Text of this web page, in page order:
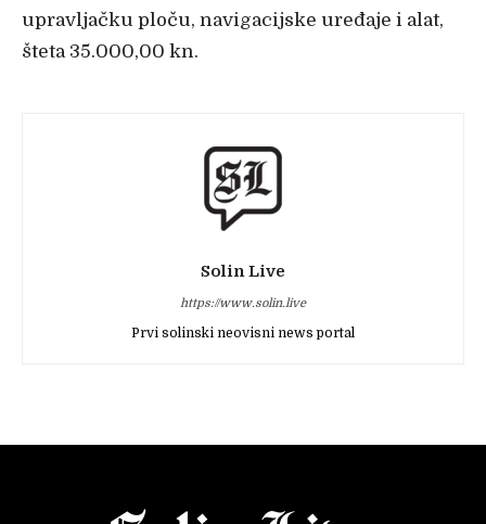
upravljačku ploču, navigacijske uređaje i alat,
šteta 35.000,00 kn.
Solin Live
https://www.solin.live
Prvi solinski neovisni news portal